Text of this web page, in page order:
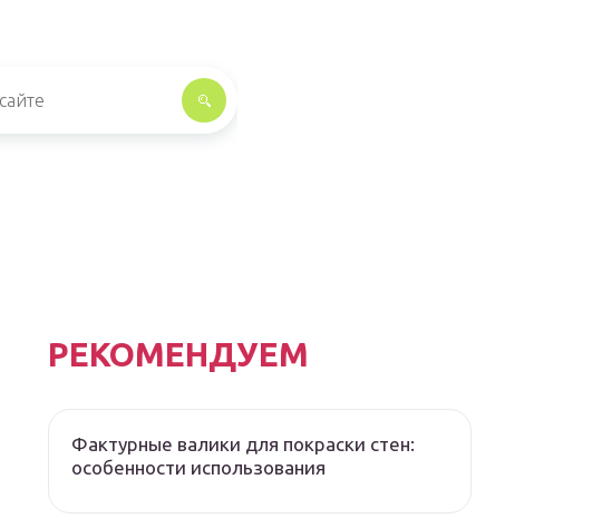
РЕКОМЕНДУЕМ
Фактурные валики для покраски стен:
особенности использования